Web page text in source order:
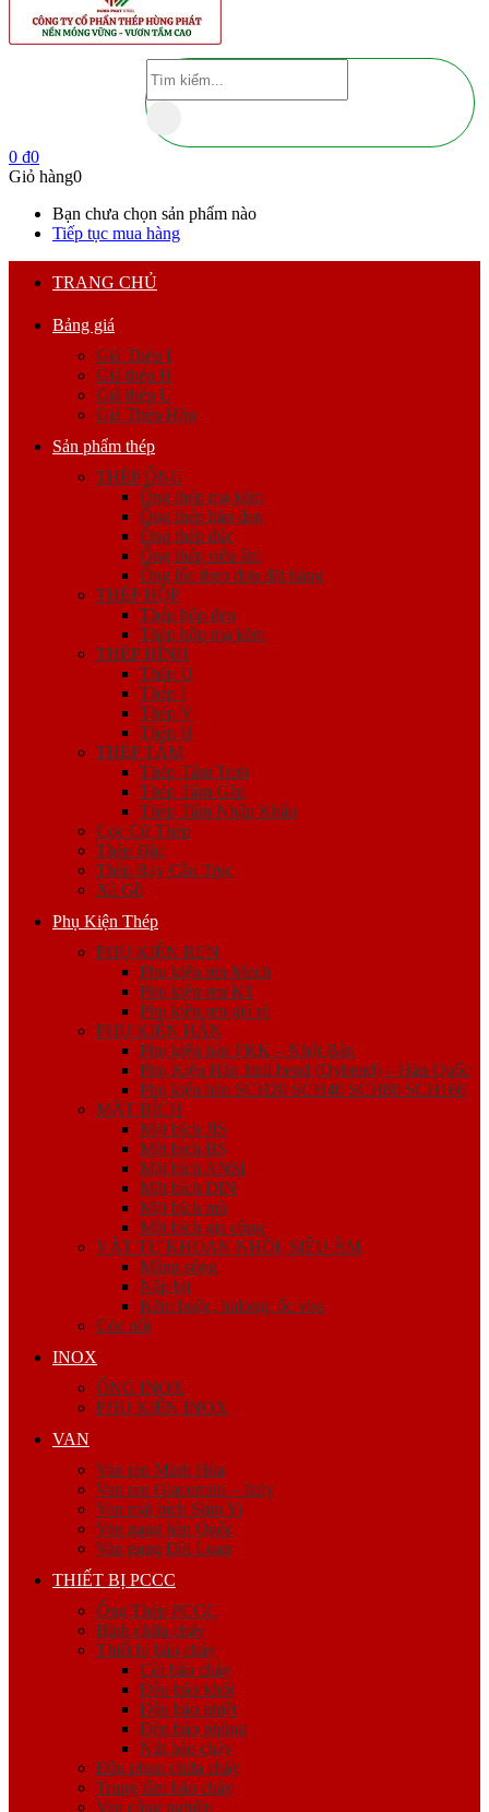
0 ₫0
Giỏ hàng0
Bạn chưa chọn sản phẩm nào
Tiếp tục mua hàng
TRANG CHỦ
Bảng giá
Giá Thép I
Giá thép H
Giá thép U
Giá Thép Hộp
Sản phẩm thép
THÉP ỐNG
Ống thép mạ kẽm
Ống thép hàn đen
Ống thép đúc
Ống thép siêu âm
Ống lốc theo đơn đặt hàng
THÉP HỘP
Thép hộp đen
Thép hộp mạ kẽm
THÉP HÌNH
Thép U
Thép I
Thép V
Thép H
THÉP TẤM
Thép Tấm Trơn
Thép Tấm Gân
Thép Tấm Nhập Khẩu
Cọc Cừ Thép
Thép Đặc
Thép Ray Cầu Trục
Xà Gồ
Phụ Kiện Thép
PHỤ KIỆN REN
Phụ kiện ren Mech
Phụ kiện ren K1
Phụ kiện ren giá rẻ
PHỤ KIỆN HÀN
Phụ kiện hàn FKK – Nhật Bản
Phụ Kiện Hàn Jinil bend (Dybend) – Hàn Quốc
Phụ kiện hàn SCH20 SCH40 SCH80 SCH160
MẶT BÍCH
Mặt bích JIS
Mặt bích BS
Mặt bích ANSI
Mặt bích DIN
Mặt bích mù
Mặt bích gia công
VẬT TƯ KHOAN NHỒI, SIÊU ÂM
Măng sông
Nắp bịt
Kẽm buộc, bulong, ốc viss
Cóc nối
INOX
ỐNG INOX
PHỤ KIỆN INOX
VAN
Van ren Minh Hòa
Van ren Giacomini – Italy
Van mặt bích Shin Yi
Van gang hàn Quốc
Van gang Đài Loan
THIẾT BỊ PCCC
Ống Thép PCCC
Bình chữa cháy
Thiết bị báo cháy
Còi báo cháy
Đầu báo khói
Đầu báo nhiệt
Đèn báo phòng
Nút báo cháy
Đầu phun chữa cháy
Trung tâm báo cháy
Van công nghiệp